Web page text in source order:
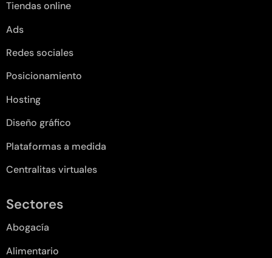
Tiendas online
Ads
Redes sociales
Posicionamiento
Hosting
Diseño gráfico
Plataformas a medida
Centralitas virtuales
Sectores
Abogacía
Alimentario